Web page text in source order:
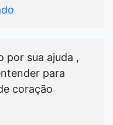
por sua ajuda ,
para
coração